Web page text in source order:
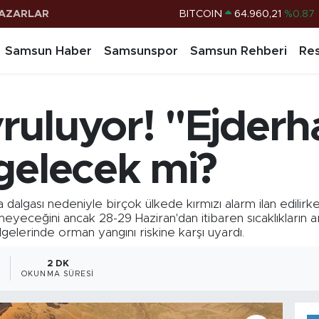
BITCOIN 64.960,21 %0.87
G.ALTIN 6660.55 %0.03
BİST100 13.779 %-14
Samsun Haber Samsunspor Samsun Rehberi
mi?
dalgası nedeniyle birçok ülkede kırmızı alarm ilan
ancak 28-29 Haziran'dan itibaren sıcaklıkların
orman yangını riskine karşı uyardı.
2 DK
OKUNMA SÜRESI